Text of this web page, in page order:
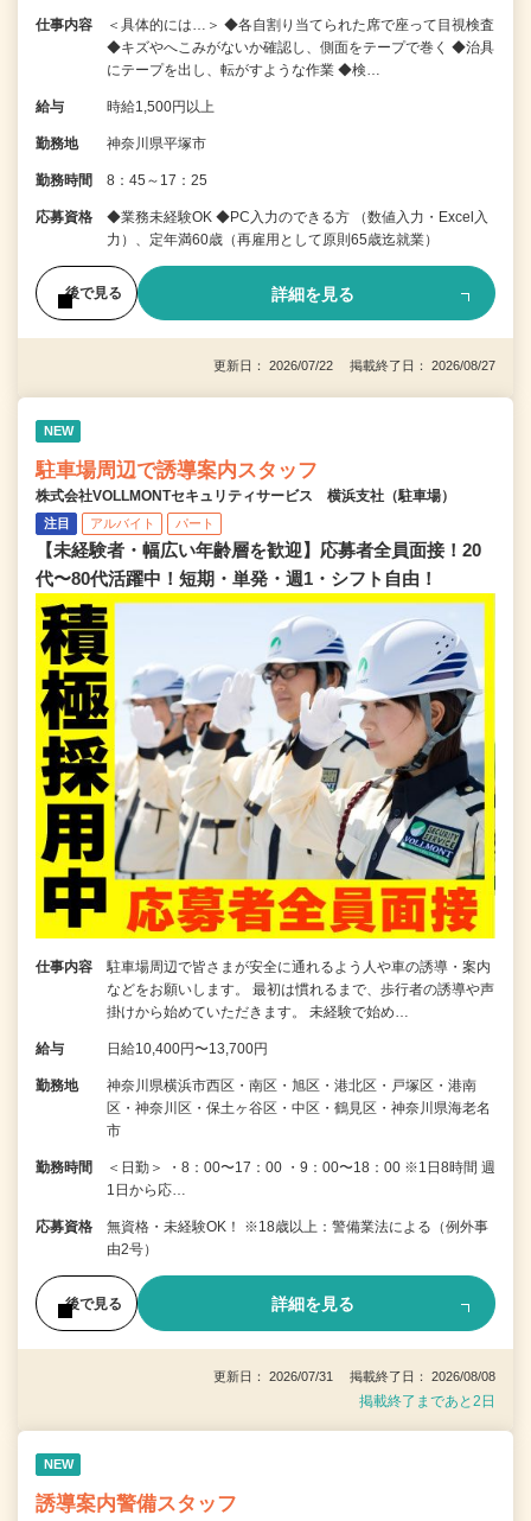
仕事内容
＜具体的には…＞ ◆各自割り当てられた席で座って目視検査
◆キズやへこみがないか確認し、側面をテープで巻く ◆治具
にテープを出し、転がすような作業 ◆検…
給与 時給1,500円以上
勤務地 神奈川県平塚市
勤務時間 8：45～17：25
応募資格
◆業務未経験OK ◆PC入力のできる方 （数値入力・Excel入
力）、定年満60歳（再雇用として原則65歳迄就業）
後で見る 詳細を見る
更新日： 2026/07/22 掲載終了日： 2026/08/27
NEW
駐車場周辺で誘導案内スタッフ
株式会社VOLLMONTセキュリティサービス 横浜支社（駐車場）
注目 アルバイト パート
【未経験者・幅広い年齢層を歓迎】応募者全員面接！20
代〜80代活躍中！短期・単発・週1・シフト自由！
仕事内容
駐車場周辺で皆さまが安全に通れるよう人や車の誘導・案内
などをお願いします。 最初は慣れるまで、歩行者の誘導や声
掛けから始めていただきます。 未経験で始め…
給与 日給10,400円〜13,700円
勤務地
神奈川県横浜市西区・南区・旭区・港北区・戸塚区・港南
区・神奈川区・保土ヶ谷区・中区・鶴見区・神奈川県海老名
市
勤務時間
＜日勤＞ ・8：00〜17：00 ・9：00〜18：00 ※1日8時間 週
1日から応…
応募資格
無資格・未経験OK！ ※18歳以上：警備業法による（例外事
由2号）
後で見る 詳細を見る
更新日： 2026/07/31 掲載終了日： 2026/08/08
掲載終了まであと2日
NEW
誘導案内警備スタッフ